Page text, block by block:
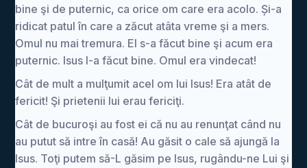
bine şi de puternic, ca orice om care era acolo. Și-a
ridicat patul în care a zăcut atâta vreme şi a mers.
Omul nu mai tremura. El s-a făcut bine şi acum era
puternic. Isus l-a făcut bine. Omul era vindecat!
Cât de mult a mulţumit acel om lui Isus! Era atât de
fericit! Şi prietenii lui erau fericiţi.
Cât de bucuroşi au fost ei că nu au renunţat când nu
au putut să intre în casă! Au găsit o cale să ajungă la
Isus. Toţi putem să-L găsim pe Isus, rugându-ne Lui şi